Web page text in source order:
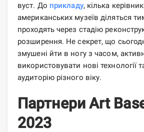
вуст. До прикладу, кілька
американських музеїв діляться
проходять через стадію
розширення. Не секрет, що
змушені йти в ногу з часом,
використовувати нові технології
аудиторію різного віку.
Партнери Art
2023